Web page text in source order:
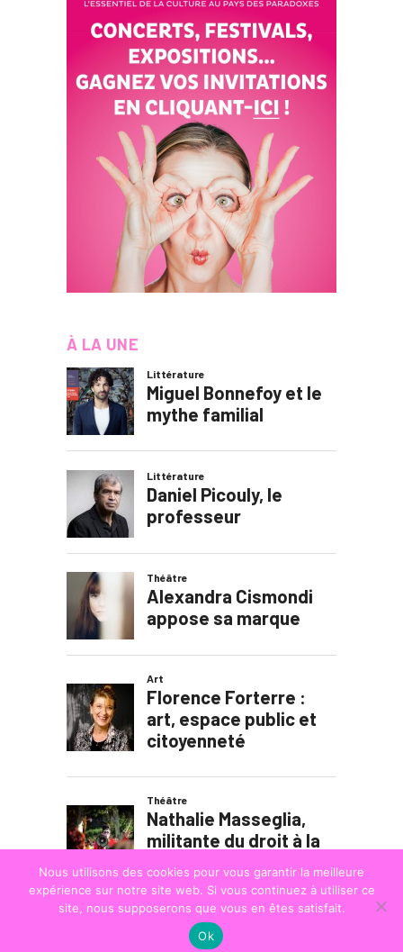
À LA UNE
© COPYRIGHTLA STRADA
Nous utilisons des cookies pour vous garantir la meilleure
expérience sur notre site web. Si vous continuez à utiliser ce
site, nous supposerons que vous en êtes satisfait.
Ok